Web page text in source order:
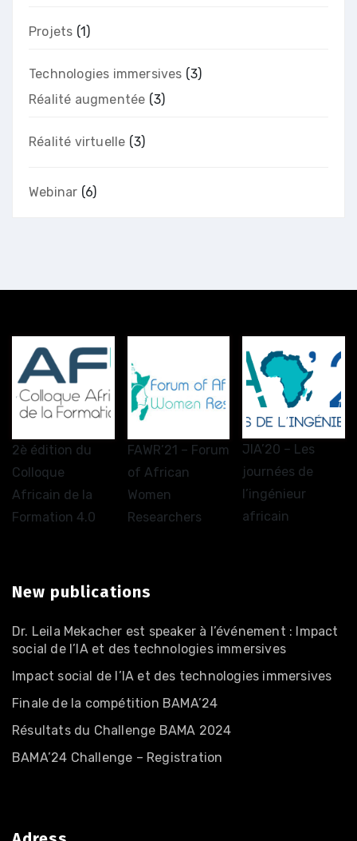
Projets (1)
Technologies immersives (3)
Réalité augmentée (3)
Réalité virtuelle (3)
Webinar (6)
2è édition du
Colloque
Africain de la
Formation 4.0
FAWR’21 – Forum
of African
Women
Researchers
JIA’20 – Les
journées de
l’ingénieur
africain
New publications
Dr. Leila Mekacher est speaker à l’événement : Impact
social de l’IA et des technologies immersives
Impact social de l’IA et des technologies immersives
Finale de la compétition BAMA’24
Résultats du Challenge BAMA 2024
BAMA’24 Challenge – Registration